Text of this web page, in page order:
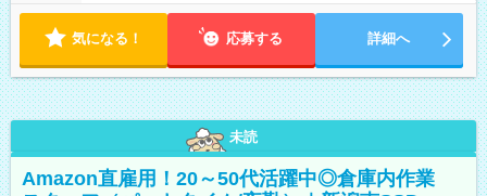
気になる！ 応募する 詳細へ
未読
Amazon直雇用！20～50代活躍中◎倉庫内作業